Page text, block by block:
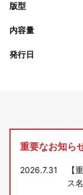
版型
内容量
発行日
重要なお知ら
2026.7.31
【
ス